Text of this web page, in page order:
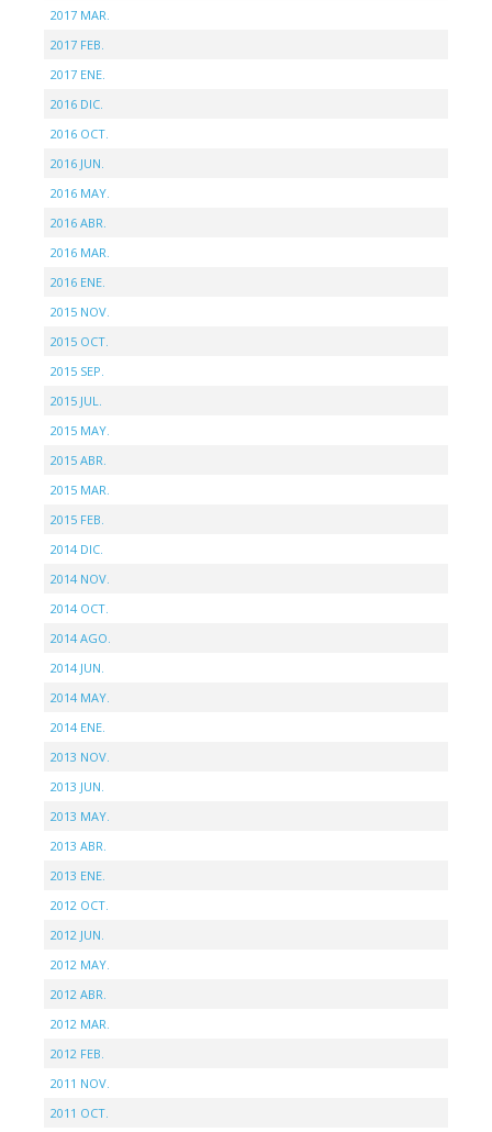
2017 MAR.
2017 FEB.
2017 ENE.
2016 DIC.
2016 OCT.
2016 JUN.
2016 MAY.
2016 ABR.
2016 MAR.
2016 ENE.
2015 NOV.
2015 OCT.
2015 SEP.
2015 JUL.
2015 MAY.
2015 ABR.
2015 MAR.
2015 FEB.
2014 DIC.
2014 NOV.
2014 OCT.
2014 AGO.
2014 JUN.
2014 MAY.
2014 ENE.
2013 NOV.
2013 JUN.
2013 MAY.
2013 ABR.
2013 ENE.
2012 OCT.
2012 JUN.
2012 MAY.
2012 ABR.
2012 MAR.
2012 FEB.
2011 NOV.
2011 OCT.